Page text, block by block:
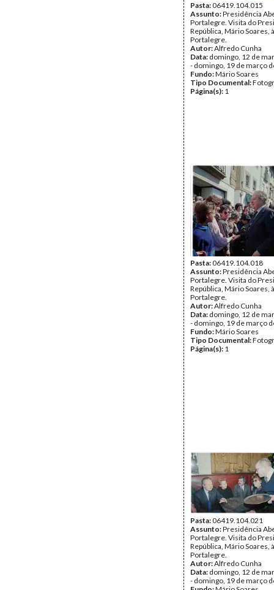
Pasta:06419.104.015
Assunto:Presidência
Portalegre. Visita do
República, Mário Soares,
Portalegre.
Autor:Alfredo Cunha
Data: domingo, 12 de
- domingo, 19 de março
Fundo:Mário Soares
Tipo Documental:
Página(s): 1
Pasta:06419.104.018
Assunto:Presidência
Portalegre. Visita do
República, Mário Soares,
Portalegre.
Autor:Alfredo Cunha
Data: domingo, 12 de
- domingo, 19 de março
Fundo:Mário Soares
Tipo Documental:
Página(s): 1
Pasta:06419.104.021
Assunto:Presidência
Portalegre. Visita do
República, Mário Soares,
Portalegre.
Autor:Alfredo Cunha
Data: domingo, 12 de
- domingo, 19 de março